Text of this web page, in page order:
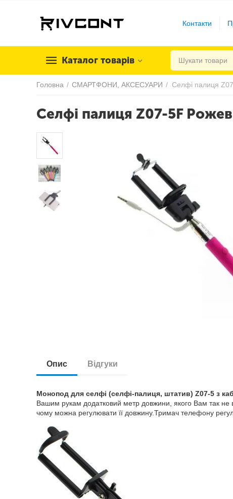
Контакти
Каталог товарів
Головна / СМАРТФОНИ, АКСЕСУАРИ / Селфі палиця
Селфі палиця Z07-5F
Опис Відгуки
Монопод для селфі (селфі-палиця, штатив) Z07-5 з
Вашим рукам додатковий метр довжини, якого Вам так не
чому можна регулювати її довжину.Тримач телефону